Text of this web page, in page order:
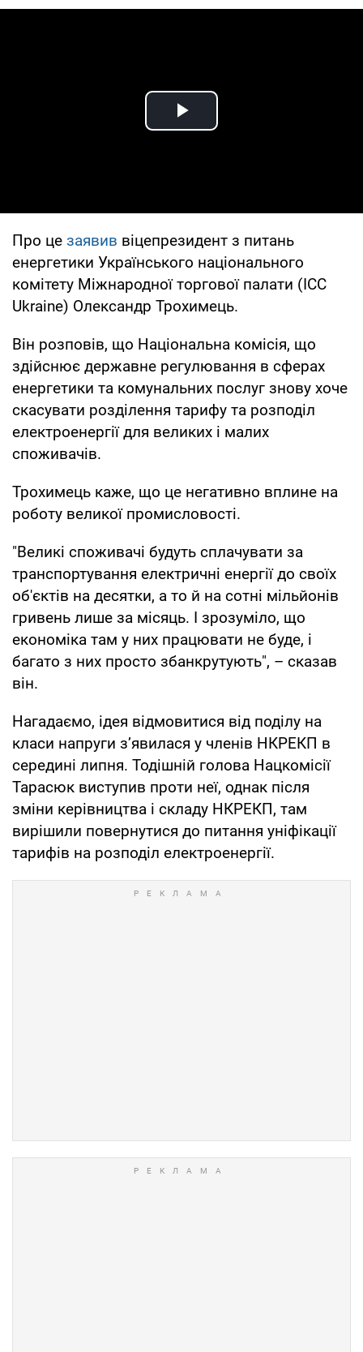
Play Video
Про це заявив віцепрезидент з питань
енергетики Українського національного
комітету Міжнародної торгової палати (ICC
Ukraine) Олександр Трохимець.
Він розповів, що Національна комісія, що
здійснює державне регулювання в сферах
енергетики та комунальних послуг знову хоче
скасувати розділення тарифу та розподіл
електроенергії для великих і малих
споживачів.
Трохимець каже, що це негативно вплине на
роботу великої промисловості.
"Великі споживачі будуть сплачувати за
транспортування електричні енергії до своїх
об'єктів на десятки, а то й на сотні мільйонів
гривень лише за місяць. І зрозуміло, що
економіка там у них працювати не буде, і
багато з них просто збанкрутують", – сказав
він.
Нагадаємо, ідея відмовитися від поділу на
класи напруги з’явилася у членів НКРЕКП в
середині липня. Тодішній голова Нацкомісії
Тарасюк виступив проти неї, однак після
зміни керівництва і складу НКРЕКП, там
вирішили повернутися до питання уніфікації
тарифів на розподіл електроенергії.